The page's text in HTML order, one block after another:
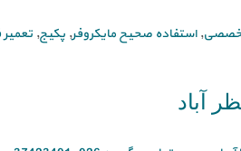
,استفاده صحیح مایکروفر, پکیج, تعمیر
آباد